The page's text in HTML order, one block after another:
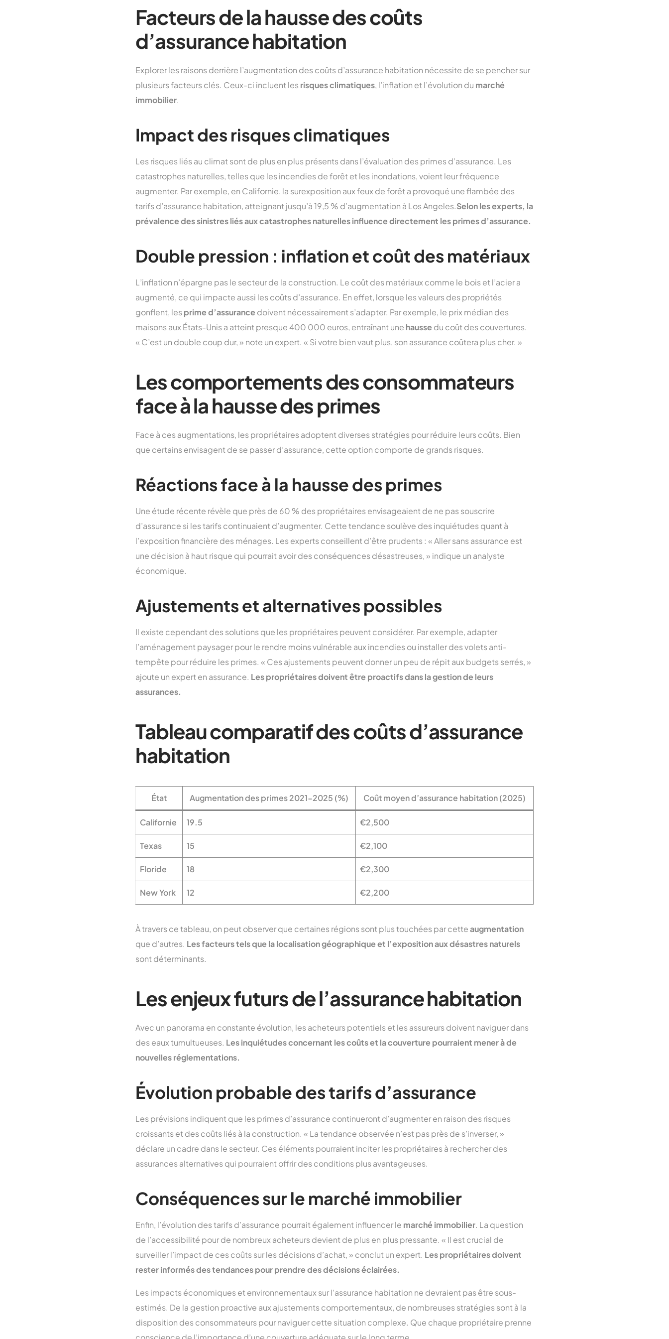
Facteurs de la hausse des coûts
d’assurance habitation
Explorer les raisons derrière l’augmentation des coûts d’assurance habitation nécessite de se pencher sur
plusieurs facteurs clés. Ceux-ci incluent lesrisques climatiques, l’inflation et l’évolution du marché
immobilier.
Impact des risques climatiques
Les risques liés au climat sont de plus en plus présents dans l’évaluation des primes d’assurance. Les
catastrophes naturelles, telles que les incendies de forêt et les inondations, voient leur fréquence
augmenter. Par exemple, en Californie, la surexposition aux feux de forêt a provoqué une flambée des
tarifs d’assurance habitation, atteignant jusqu’à 19,5 % d’augmentation à Los Angeles.Selon les experts, la
prévalence des sinistres liés aux catastrophes naturelles influence directement les primes d’assurance.
Double pression : inflation et coût des matériaux
L’inflation n’épargne pas le secteur de la construction. Le coût des matériaux comme le bois et l’acier a
augmenté, ce qui impacte aussi les coûts d’assurance. En effet, lorsque les valeurs des propriétés
gonflent, lesprime d’assurance doivent nécessairement s’adapter. Par exemple, le prix médian des
maisons aux États-Unis a atteint presque 400 000 euros, entraînant une hausse du coût des couvertures.
« C’est un double coup dur, » note un expert. « Si votre bien vaut plus, son assurance coûtera plus cher. »
Les comportements des consommateurs
face à la hausse des primes
Face à ces augmentations, les propriétaires adoptent diverses stratégies pour réduire leurs coûts. Bien
que certains envisagent de se passer d’assurance, cette option comporte de grands risques.
Réactions face à la hausse des primes
Une étude récente révèle que près de 60 % des propriétaires envisageaient de ne pas souscrire
d’assurance si les tarifs continuaient d’augmenter. Cette tendance soulève des inquiétudes quant à
l’exposition financière des ménages. Les experts conseillent d’être prudents : « Aller sans assurance est
une décision à haut risque qui pourrait avoir des conséquences désastreuses, » indique un analyste
économique.
Ajustements et alternatives possibles
Il existe cependant des solutions que les propriétaires peuvent considérer. Par exemple, adapter
l’aménagement paysager pour le rendre moins vulnérable aux incendies ou installer des volets anti-
tempête pour réduire les primes. « Ces ajustements peuvent donner un peu de répit aux budgets serrés, »
ajoute un expert en assurance. Les propriétaires doivent être proactifs dans la gestion de leurs
assurances.
Tableau comparatif des coûts d’assurance
habitation
État Augmentation des primes 2021-2025 (%) Coût moyen d’assurance habitation (2025)
Californie 19.5 €2,500
Texas 15 €2,100
Floride 18 €2,300
New York 12 €2,200
À travers ce tableau, on peut observer que certaines régions sont plus touchées par cetteaugmentation
que d’autres. Les facteurs tels que la localisation géographique et l’exposition aux désastres naturels
sont déterminants.
Les enjeux futurs de l’assurance habitation
Avec un panorama en constante évolution, les acheteurs potentiels et les assureurs doivent naviguer dans
des eaux tumultueuses. Les inquiétudes concernant les coûts et la couverture pourraient mener à de
nouvelles réglementations.
Évolution probable des tarifs d’assurance
Les prévisions indiquent que les primes d’assurance continueront d’augmenter en raison des risques
croissants et des coûts liés à la construction. « La tendance observée n’est pas près de s’inverser, »
déclare un cadre dans le secteur. Ces éléments pourraient inciter les propriétaires à rechercher des
assurances alternatives qui pourraient offrir des conditions plus avantageuses.
Conséquences sur le marché immobilier
Enfin, l’évolution des tarifs d’assurance pourrait également influencer le marché immobilier. La question
de l’accessibilité pour de nombreux acheteurs devient de plus en plus pressante. « Il est crucial de
surveiller l’impact de ces coûts sur les décisions d’achat, » conclut un expert. Les propriétaires doivent
rester informés des tendances pour prendre des décisions éclairées.
Les impacts économiques et environnementaux sur l’assurance habitation ne devraient pas être sous-
estimés. De la gestion proactive aux ajustements comportementaux, de nombreuses stratégies sont à la
disposition des consommateurs pour naviguer cette situation complexe. Que chaque propriétaire prenne